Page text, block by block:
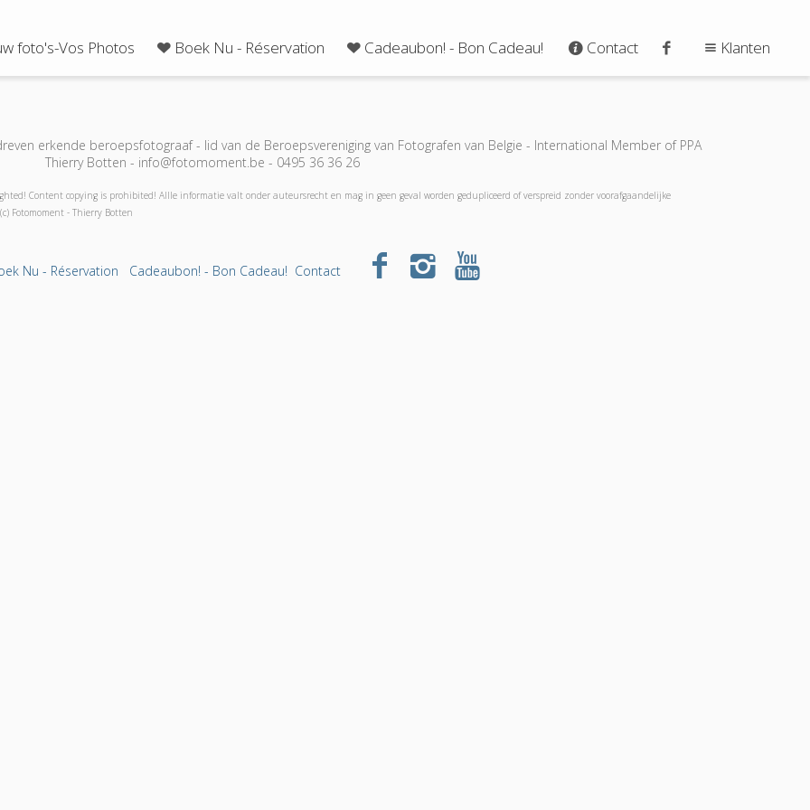
foto's-Vos Photos Boek Nu - Réservation Cadeaubon! - Bon Cadeau! Contact Klanten
erkende beroepsfotograaf - lid van de Beroepsvereniging van Fotografen van Belgie - International Member of PPA
Thierry Botten - info@fotomoment.be - 0495 36 36 26
Content copying is prohibited! Allle informatie valt onder auteursrecht en mag in geen geval worden gedupliceerd of verspreid zonder voorafgaandelijke
Fotomoment - Thierry Botten
Nu - Réservation Cadeaubon! - Bon Cadeau! Contact